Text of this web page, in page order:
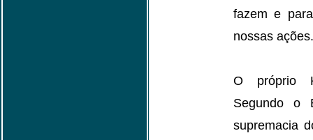
fazem e
nossas ações.
O próprio
Segundo o
supremacia